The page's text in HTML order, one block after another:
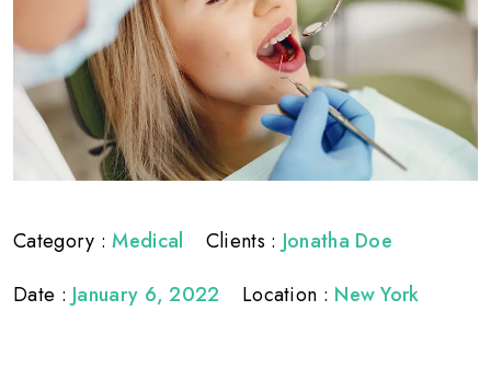
Category : Medical Clients : Jonatha Doe
Date : January 6, 2022 Location : New York